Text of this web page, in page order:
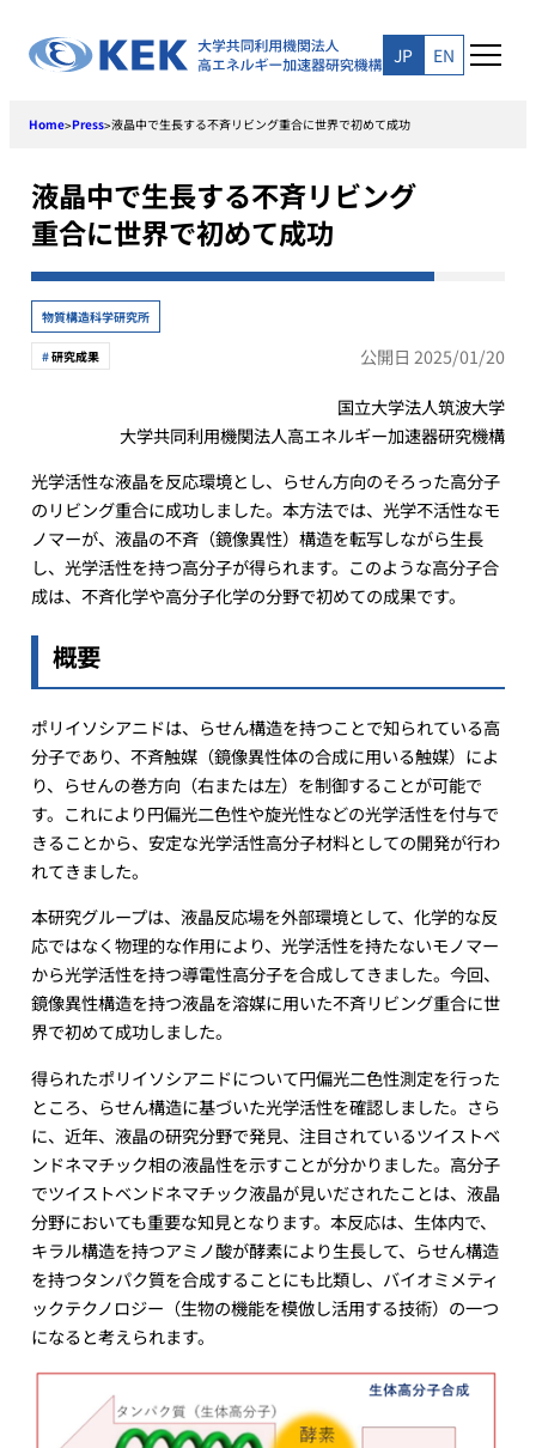
content
JP EN
Home>Press>液晶中で生長する不斉リビング重合に世界で初めて成功
液晶中で生長する不斉リビング
重合に世界で初めて成功
物質構造科学研究所
研究成果 公開日 2025/01/20
国立大学法人筑波大学
大学共同利用機関法人高エネルギー加速器研究機構
光学活性な液晶を反応環境とし、らせん方向のそろった高分子
のリビング重合に成功しました。本方法では、光学不活性なモ
ノマーが、液晶の不斉（鏡像異性）構造を転写しながら生長
し、光学活性を持つ高分子が得られます。このような高分子合
成は、不斉化学や高分子化学の分野で初めての成果です。
概要
ポリイソシアニドは、らせん構造を持つことで知られている高
分子であり、不斉触媒（鏡像異性体の合成に用いる触媒）によ
り、らせんの巻方向（右または左）を制御することが可能で
す。これにより円偏光二色性や旋光性などの光学活性を付与で
きることから、安定な光学活性高分子材料としての開発が行わ
れてきました。
本研究グループは、液晶反応場を外部環境として、化学的な反
応ではなく物理的な作用により、光学活性を持たないモノマー
から光学活性を持つ導電性高分子を合成してきました。今回、
鏡像異性構造を持つ液晶を溶媒に用いた不斉リビング重合に世
界で初めて成功しました。
得られたポリイソシアニドについて円偏光二色性測定を行った
ところ、らせん構造に基づいた光学活性を確認しました。さら
に、近年、液晶の研究分野で発見、注目されているツイストベ
ンドネマチック相の液晶性を示すことが分かりました。高分子
でツイストベンドネマチック液晶が見いだされたことは、液晶
分野においても重要な知見となります。本反応は、生体内で、
キラル構造を持つアミノ酸が酵素により生長して、らせん構造
を持つタンパク質を合成することにも比類し、バイオミメティ
ックテクノロジー（生物の機能を模倣し活用する技術）の一つ
になると考えられます。